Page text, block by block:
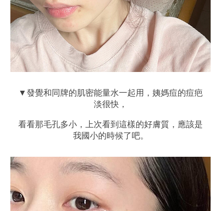
▼發覺和同牌的肌密能量水一起用，姨媽痘的痘疤
淡很快，
看看那毛孔多小，上次看到這樣的好膚質，應該是
我國小的時候了吧。